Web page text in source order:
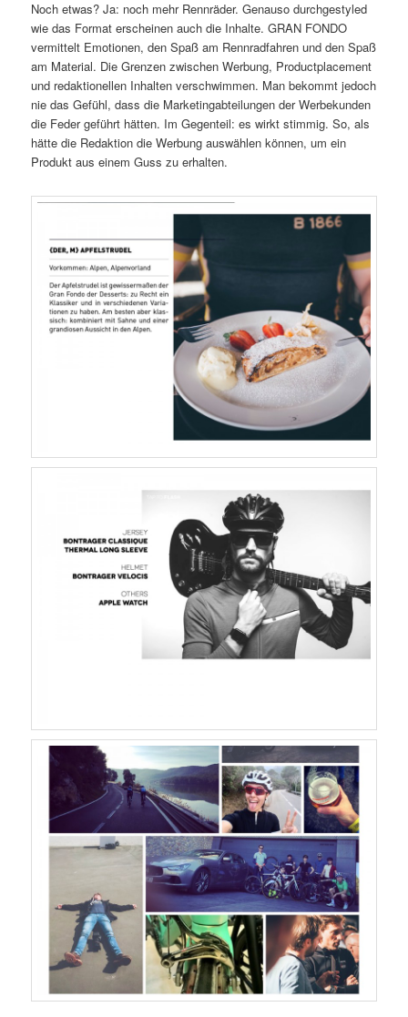
Noch etwas? Ja: noch mehr Rennräder. Genauso durchgestyled
wie das Format erscheinen auch die Inhalte. GRAN FONDO
vermittelt Emotionen, den Spaß am Rennradfahren und den Spaß
am Material. Die Grenzen zwischen Werbung, Productplacement
und redaktionellen Inhalten verschwimmen. Man bekommt jedoch
nie das Gefühl, dass die Marketingabteilungen der Werbekunden
die Feder geführt hätten. Im Gegenteil: es wirkt stimmig. So, als
hätte die Redaktion die Werbung auswählen können, um ein
Produkt aus einem Guss zu erhalten.